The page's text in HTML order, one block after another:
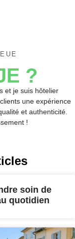
?
et je suis hôtelier
une expérience
et authenticité.
!
soin de
quotidien